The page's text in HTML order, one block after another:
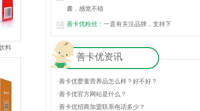
料
囊，感觉不错
善卡优粉丝： 一直有关注品牌，支持下
善卡优资讯
·善卡优婴童营养品怎么样？好不好？
·善卡优官方网站是什么？
·善卡优招商加盟联系电话多少？